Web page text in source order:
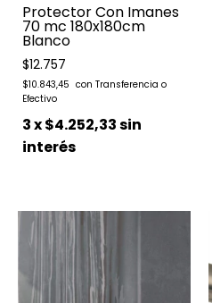
Protector Con Imanes
70 mc 180x180cm
Blanco
$12.757
$10.843,45
3x$4.252,33sin
interés